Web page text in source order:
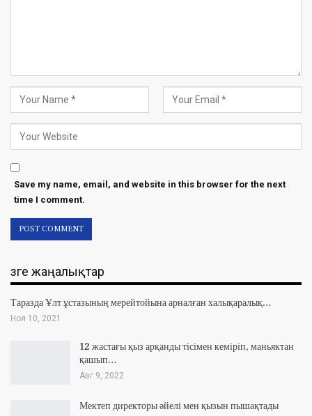
Save my name, email, and website in this browser for the next
time I comment.
Өзге жаңалықтар
Таразда Ұлт ұстазының мерейтойына арналған халықаралық…
Ноя 10, 2021
12 жастағы қыз арқанды тісімен кеміріп, маньяктан
қашып…
Авг 9, 2022
Мектеп директоры әйелі мен қызын пышақтады